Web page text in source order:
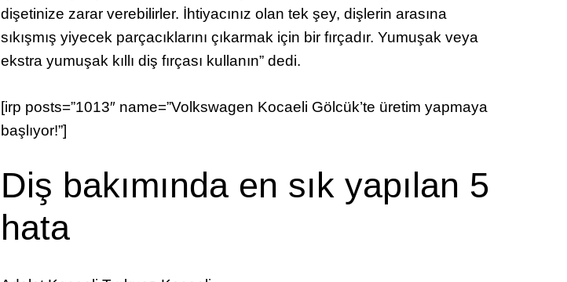
dişetinize zarar verebilirler. İhtiyacınız olan tek şey, dişlerin arasına
sıkışmış yiyecek parçacıklarını çıkarmak için bir fırçadır. Yumuşak veya
ekstra yumuşak kıllı diş fırçası kullanın” dedi.
[irp posts=”1013″ name=”Volkswagen Kocaeli Gölcük’te üretim yapmaya
başlıyor!”]
Diş bakımında en sık yapılan 5
hata